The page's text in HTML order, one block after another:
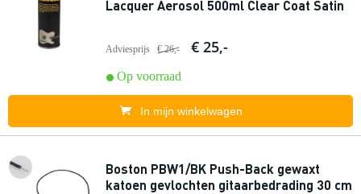
Lacquer Aerosol 500ml Clear Coat Satin
Adviesprijs € 26,- € 25,-
Op voorraad
In mijn winkelwagen
Boston PBW1/BK Push-Back gewaxt
katoen gevlochten gitaarbedrading 30 cm